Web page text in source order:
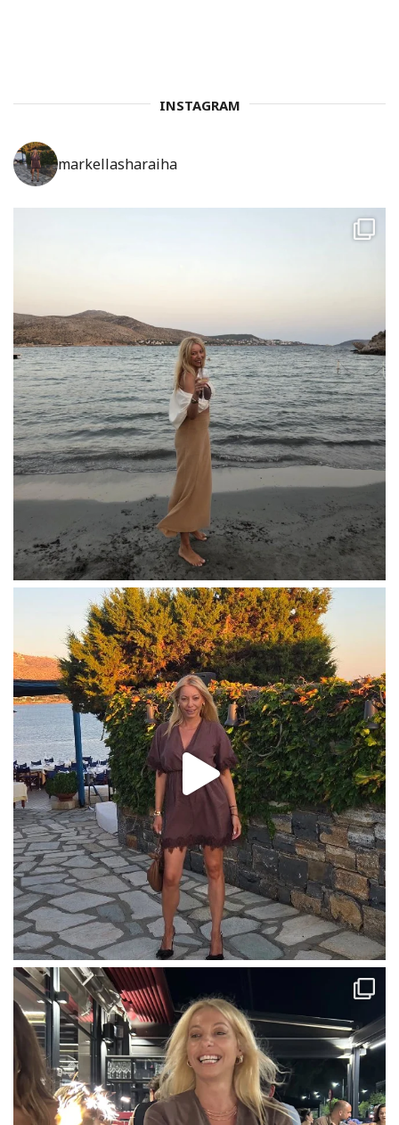
INSTAGRAM
markellasharaiha